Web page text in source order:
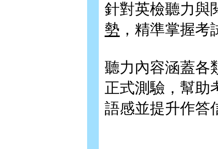
針對英檢聽力與
勢 ，精準掌握考
聽力內容涵蓋各
正式測驗，幫助
語感並提升作答